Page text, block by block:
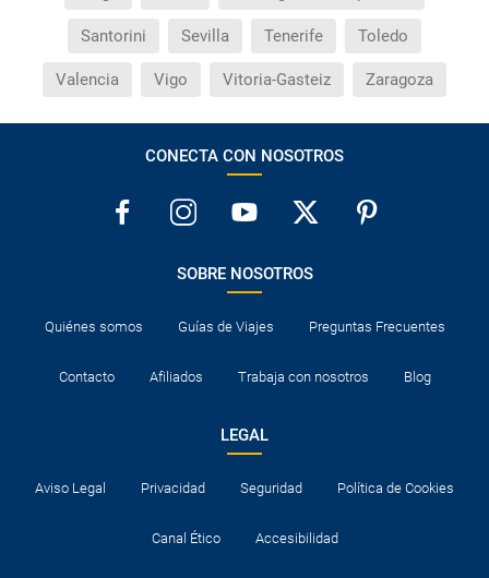
Santorini Sevilla Tenerife Toledo
Valencia Vigo Vitoria-Gasteiz Zaragoza
CONECTA CON NOSOTROS
SOBRE NOSOTROS
Quiénes somos Guías de Viajes Preguntas Frecuentes
Contacto Afiliados Trabaja con nosotros Blog
LEGAL
Aviso Legal Privacidad Seguridad Política de Cookies
Canal Ético Accesibilidad